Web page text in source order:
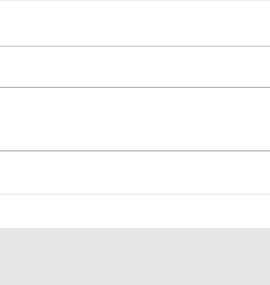
夏の男 石原裕次郎が！